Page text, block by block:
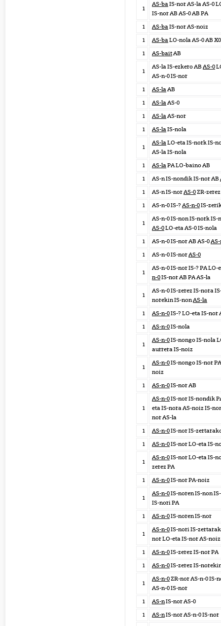
1
AS-baIS-nor AS-la AS-0
IS-nor AB AS-0 AB PA
1
AS-baIS-nor AS-noiz
1
AS-baLO-nola AS-0 AB X0
1
AS-baitAB
1
AS-la IS-ezkero AB AS-0
AS-n-0 IS-nor
1
AS-laAB
1
AS-laAS-0
1
AS-laAS-nor
1
AS-laIS-nola
1
AS-laLO-eta IS-nork IS-
AS-la IS-nola
1
AS-laPA LO-baino AB
1
AS-n IS-nondik IS-nor AB
1
AS-n IS-norAS-0ZR-zerez
1
AS-n-0 IS-? AS-n-0IS-
1
AS-n-0 IS-non IS-nork IS-
AS-0LO-eta AS-0 IS-nola
1
AS-n-0 IS-nor AB AS-0
1
AS-n-0 IS-norAS-0
1
AS-n-0 IS-nor IS-? PA LO-
n-0IS-nor AB PA AS-la
1
AS-n-0 IS-zerez IS-nora
norekin IS-nonAS-la
1
AS-n-0IS-? LO-eta IS-nor
1
AS-n-0IS-nola
1
AS-n-0IS-nongo IS-nola
aurrera IS-noiz
1
AS-n-0IS-nongo IS-nor
noiz
1
AS-n-0IS-nor AB
1
AS-n-0IS-nor IS-nondik
eta IS-nora AS-noiz IS-
nor AS-la
1
AS-n-0IS-nor IS-
1
AS-n-0IS-nor LO-eta IS-
1
AS-n-0IS-nor LO-eta IS-
zerez PA
1
AS-n-0IS-nor PA-noiz
1
AS-n-0IS-noren IS-non
IS-nori PA
1
AS-n-0IS-noren IS-nor
1
AS-n-0IS-nori IS-
nor LO-eta IS-nor AS-noiz
1
AS-n-0IS-zerez IS-nor PA
1
AS-n-0IS-zerez IS-
1
AS-n-0ZR-nor AS-n-0 IS-
AS-n-0 IS-nor
1
AS-nIS-nor AS-0
1
AS-nIS-nor AS-n-0 IS-nor